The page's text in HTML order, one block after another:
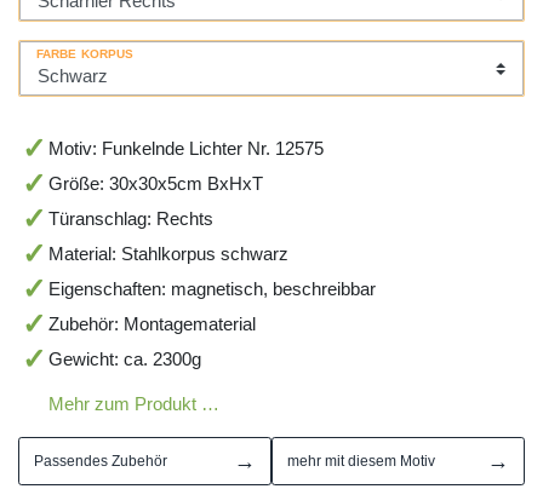
FARBE KORPUS
Motiv: Funkelnde Lichter Nr. 12575
Größe: 30x30x5cm BxHxT
Türanschlag: Rechts
Material: Stahlkorpus schwarz
Eigenschaften: magnetisch, beschreibbar
Zubehör: Montagematerial
Gewicht: ca. 2300g
Mehr zum Produkt …
Passendes Zubehör → mehr mit diesem Motiv →